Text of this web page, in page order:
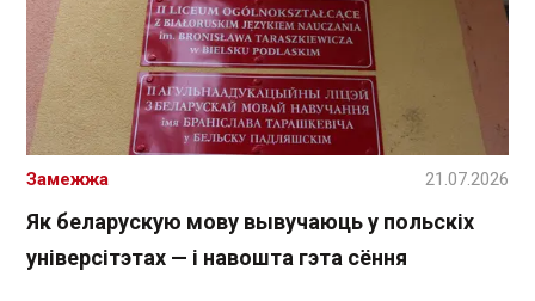
Як беларускую мову вывучаюць у польскіх
універсітэтах — і навошта гэта сёння
Замежжа 21.07.2026